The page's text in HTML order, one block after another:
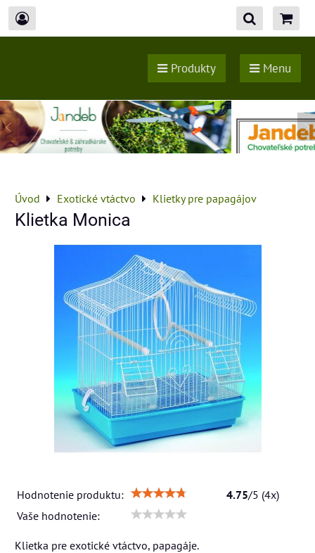
Produkty Menu
Úvod Exotické vtáctvo Klietky pre papagájov
Klietka Monica
Hodnotenie produktu: 4.75/5 (4x)
Vaše hodnotenie:
Klietka pre exotické vtáctvo, papagáje.